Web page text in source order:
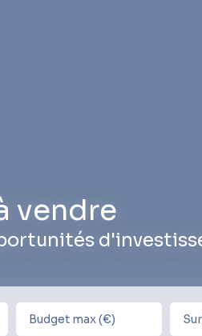
vendre
Budget max (€)